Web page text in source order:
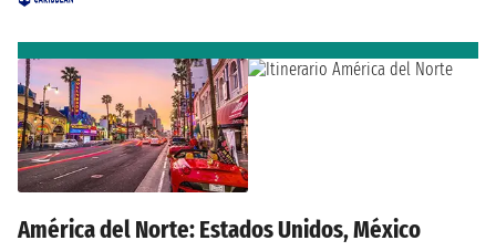
América del Norte: Estados Unidos, México